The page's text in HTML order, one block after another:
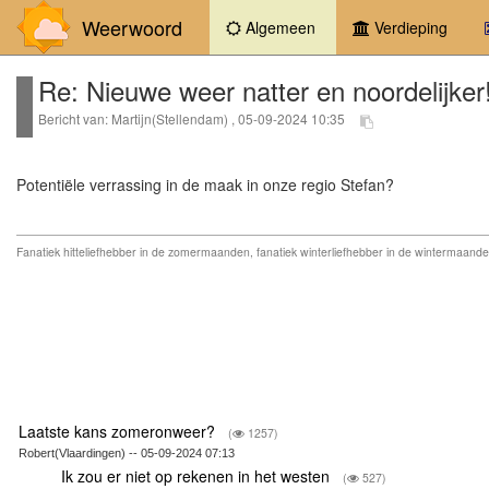
Weerwoord Algemeen (current)Verdieping
Re: Nieuwe weer natter en noordelijker!
Bericht van: Martijn(Stellendam) , 05-09-2024 10:35
Potentiële verrassing in de maak in onze regio Stefan?
Fanatiek hitteliefhebber in de zomermaanden, fanatiek winterliefhebber in de
Laatste kans zomeronweer? ( 1257)
Robert(Vlaardingen) -- 05-09-2024 07:13
Ik zou er niet op rekenen in het westen ( 527)